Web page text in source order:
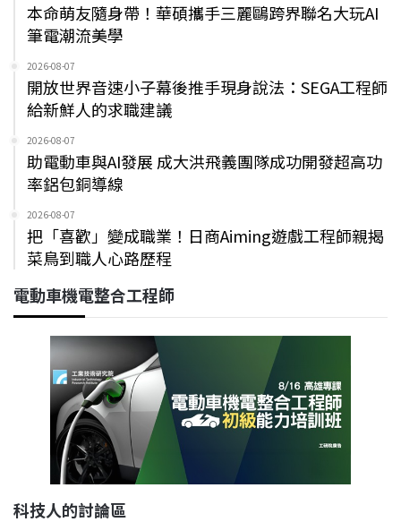
本命萌友隨身帶！華碩攜手三麗鷗跨界聯名大玩AI
筆電潮流美學
2026-08-07
開放世界音速小子幕後推手現身說法：SEGA工程師
給新鮮人的求職建議
2026-08-07
助電動車與AI發展 成大洪飛義團隊成功開發超高功
率鋁包銅導線
2026-08-07
把「喜歡」變成職業！日商Aiming遊戲工程師親揭
菜鳥到職人心路歷程
電動車機電整合工程師
科技人的討論區